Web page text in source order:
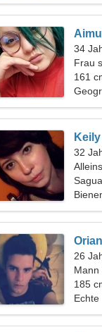
34
Frau
161
Keily
32
Orian
26
Mann
185
Echte